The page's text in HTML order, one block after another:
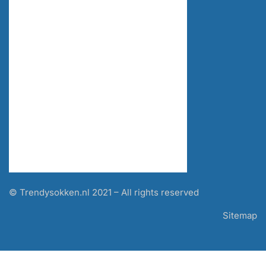
© Trendysokken.nl 2021 – All rights reserved
Sitemap